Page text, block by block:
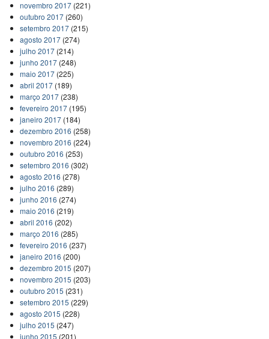
novembro 2017(221)
outubro 2017(260)
setembro 2017(215)
agosto 2017(274)
julho 2017(214)
junho 2017(248)
maio 2017(225)
abril 2017(189)
março 2017(238)
fevereiro 2017(195)
janeiro 2017(184)
dezembro 2016 (258)
novembro 2016 (224)
outubro 2016 (253)
setembro 2016 (302)
agosto 2016 (278)
julho 2016 (289)
junho 2016 (274)
maio 2016 (219)
abril 2016 (202)
março 2016 (285)
fevereiro 2016 (237)
janeiro 2016 (200)
dezembro 2015 (207)
novembro 2015 (203)
outubro 2015 (231)
setembro 2015 (229)
agosto 2015 (228)
julho 2015 (247)
junho 2015 (201)